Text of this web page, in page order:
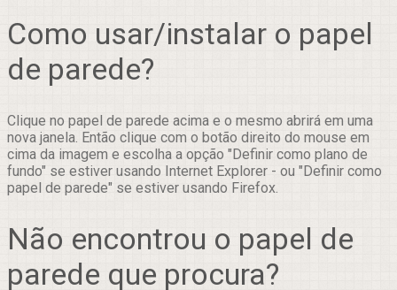
Como usar/instalar o papel
de parede?
Clique no papel de parede acima e o mesmo abrirá em uma
nova janela. Então clique com o botão direito do mouse em
cima da imagem e escolha a opção "Definir como plano de
fundo" se estiver usando Internet Explorer - ou "Definir como
papel de parede" se estiver usando Firefox.
Não encontrou o papel de
parede que procura?